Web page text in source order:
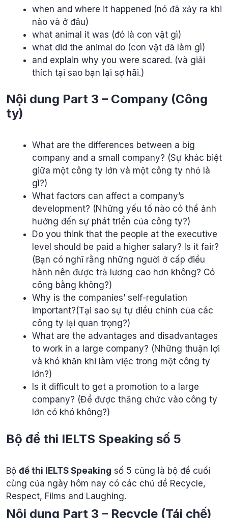
when and where it happened (nó đã xảy ra khi
nào và ở đâu)
what animal it was (đó là con vật gì)
what did the animal do (con vật đã làm gì)
and explain why you were scared. (và giải
thích tại sao bạn lại sợ hãi.)
Nội dung Part 3 – Company (Công
ty)
What are the differences between a big
company and a small company? (Sự khác biệt
giữa một công ty lớn và một công ty nhỏ là
gì?)
What factors can affect a company’s
development? (Những yếu tố nào có thể ảnh
hưởng đến sự phát triển của công ty?)
Do you think that the people at the executive
level should be paid a higher salary? Is it fair?
(Bạn có nghĩ rằng những người ở cấp điều
hành nên được trả lương cao hơn không? Có
công bằng không?)
Why is the companies’ self-regulation
important?(Tại sao sự tự điều chỉnh của các
công ty lại quan trọng?)
What are the advantages and disadvantages
to work in a large company? (Những thuận lợi
và khó khăn khi làm việc trong một công ty
lớn?)
Is it difficult to get a promotion to a large
company? (Để được thăng chức vào công ty
lớn có khó không?)
Bộ đề thi IELTS Speaking số 5
Bộ đề thi IELTS Speaking số 5 cũng là bộ đề cuối
cùng của ngày hôm nay có các chủ đề Recycle,
Respect, Films and Laughing.
Nội dung Part 3 – Recycle (Tái chế)